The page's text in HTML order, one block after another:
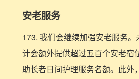
安老服务
173. 我们会继续加强安老服务
计会额外提供超过五百个安老宿
助长者日间护理服务名额。此外